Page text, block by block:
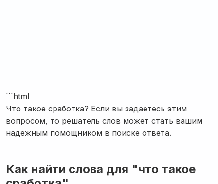
```html
Что такое сработка? Если вы задаетесь этим
вопросом, то решатель слов может стать вашим
надежным помощником в поиске ответа.
Как найти слова для "что такое